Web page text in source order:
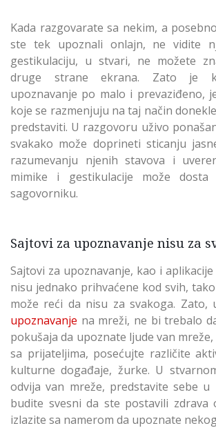
Kada razgovarate sa nekim, a
ste tek upoznali onlajn, ne vidite
gestikulaciju, u stvari, ne možete
druge strane ekrana. Zato je
upoznavanje po malo i prevaziđeno,
koje se razmenjuju na taj način
predstaviti. U razgovoru uživo
svakako može doprineti sticanju
razumevanju njenih stavova i
mimike i gestikulacije može
sagovorniku.
Sajtovi za upoznavanje nisu za
Sajtovi za upoznavanje, kao i
nisu jednako prihvaćene kod svih,
može reći da nisu za svakoga. Zato,
upoznavanje na mreži, ne bi trebalo
pokušaja da upoznate ljude van
sa prijateljima, posećujte različite
kulturne događaje, žurke. U
odvija van mreže, predstavite sebe
budite svesni da ste postavili zdrava
izlazite sa namerom da upoznate